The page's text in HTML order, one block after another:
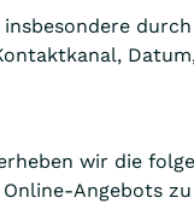
insbesondere
wir die
Angebots